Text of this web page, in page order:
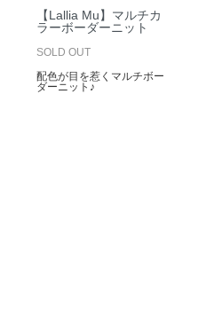
【Lallia Mu】マルチカ
ラーボーダーニット
SOLD OUT
配色が目を惹くマルチボー
ダーニット♪